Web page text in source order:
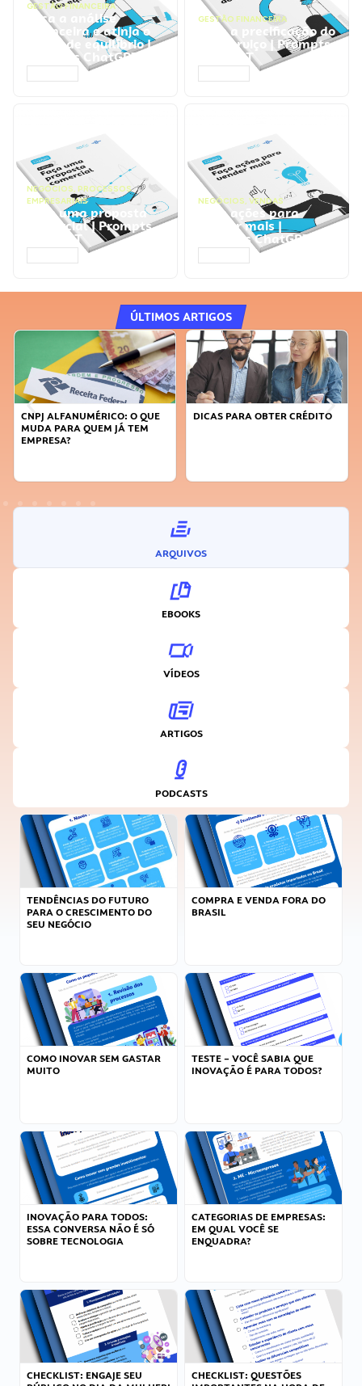
GESTÃO FINANCEIRA
Faça a análise
financeira e atinja o
ponto de equilíbrio |
Prompts ChatGPT
GESTÃO FINANCEIRA
Faça a precificação do
seu serviço | Prompts
ChatGPT
NEGÓCIOS, PROCESSOS
EMPRESARIAIS
Faça uma proposta
comercial | Prompts
ChatGPT
NEGÓCIOS, VENDAS
Faça ações para
vender mais |
Prompts ChatGPT
ÚLTIMOS ARTIGOS
CNPJ ALFANUMÉRICO: O QUE
MUDA PARA QUEM JÁ TEM
EMPRESA?
DICAS PARA OBTER CRÉDITO
ARQUIVOS
EBOOKS
VÍDEOS
ARTIGOS
PODCASTS
TENDÊNCIAS DO FUTURO
PARA O CRESCIMENTO DO
SEU NEGÓCIO
COMPRA E VENDA FORA DO
BRASIL
COMO INOVAR SEM GASTAR
MUITO
TESTE – VOCÊ SABIA QUE
INOVAÇÃO É PARA TODOS?
INOVAÇÃO PARA TODOS:
ESSA CONVERSA NÃO É SÓ
SOBRE TECNOLOGIA
CATEGORIAS DE EMPRESAS:
EM QUAL VOCÊ SE
ENQUADRA?
CHECKLIST: ENGAJE SEU
CHECKLIST: QUESTÕES